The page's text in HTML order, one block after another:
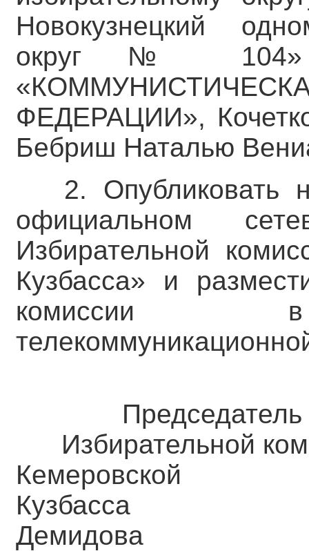
Новокузнецкий
округ № 104»
ФЕДЕРАЦИИ»,
Бебриш Наталью
2. Опубликовать
официальном
Избирательной
Кузбасса» и
комиссии в
Председатель
Избирательной
Демидова